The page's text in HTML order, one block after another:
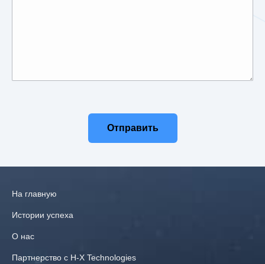
Отправить
На главную
Истории успеха
О нас
Партнерство с H‑X Technologies